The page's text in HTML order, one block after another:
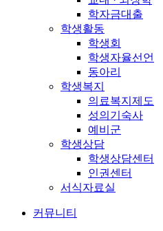
학자금대출
학생활동
학생회
학생자율선언
동아리
학생복지
의료복지제도
성의기숙사
예비군
학생상담
학생상담센터
인권센터
서식자료실
커뮤니티